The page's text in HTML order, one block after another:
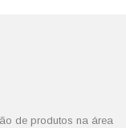
de produtos na área